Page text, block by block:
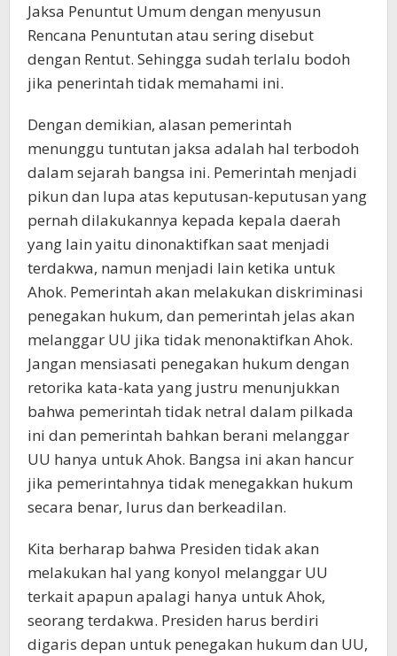
Jaksa Penuntut Umum dengan menyusun
Rencana Penuntutan atau sering disebut
dengan Rentut. Sehingga sudah terlalu bodoh
jika penerintah tidak memahami ini.
Dengan demikian, alasan pemerintah
menunggu tuntutan jaksa adalah hal terbodoh
dalam sejarah bangsa ini. Pemerintah menjadi
pikun dan lupa atas keputusan-keputusan yang
pernah dilakukannya kepada kepala daerah
yang lain yaitu dinonaktifkan saat menjadi
terdakwa, namun menjadi lain ketika untuk
Ahok. Pemerintah akan melakukan diskriminasi
penegakan hukum, dan pemerintah jelas akan
melanggar UU jika tidak menonaktifkan Ahok.
Jangan mensiasati penegakan hukum dengan
retorika kata-kata yang justru menunjukkan
bahwa pemerintah tidak netral dalam pilkada
ini dan pemerintah bahkan berani melanggar
UU hanya untuk Ahok. Bangsa ini akan hancur
jika pemerintahnya tidak menegakkan hukum
secara benar, lurus dan berkeadilan.
Kita berharap bahwa Presiden tidak akan
melakukan hal yang konyol melanggar UU
terkait apapun apalagi hanya untuk Ahok,
seorang terdakwa. Presiden harus berdiri
digaris depan untuk penegakan hukum dan UU,